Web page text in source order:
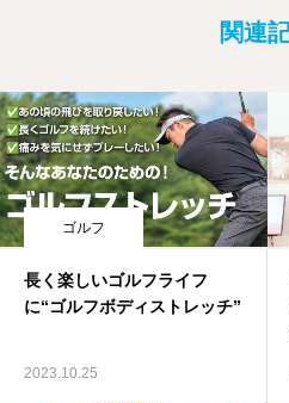
関連
ゴルフ
長く楽しいゴルフライフ
に“ゴルフボディストレッチ”
2023.10.25